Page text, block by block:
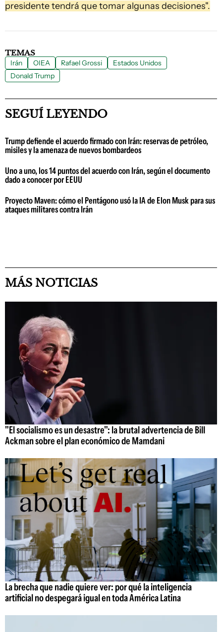
presidente tendrá que tomar algunas decisiones".
TEMAS
Irán OIEA Rafael Grossi
Estados Unidos
Donald Trump
SEGUÍ LEYENDO
Trump defiende el acuerdo firmado con Irán: reservas de petróleo,
misiles y la amenaza de nuevos bombardeos
Uno a uno, los 14 puntos del acuerdo con Irán, según el documento
dado a conocer por EEUU
Proyecto Maven: cómo el Pentágono usó la IA de Elon Musk para sus
ataques militares contra Irán
MÁS NOTICIAS
"El socialismo es un desastre": la brutal advertencia de Bill
Ackman sobre el plan económico de Mamdani
La brecha que nadie quiere ver: por qué la inteligencia
artificial no despegará igual en toda América Latina